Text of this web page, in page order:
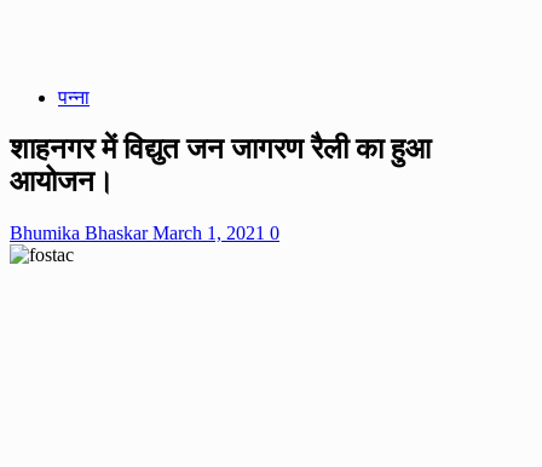
पन्ना
शाहनगर में विद्युत जन जागरण रैली का हुआ
आयोजन।
Bhumika BhaskarMarch 1, 2021 0